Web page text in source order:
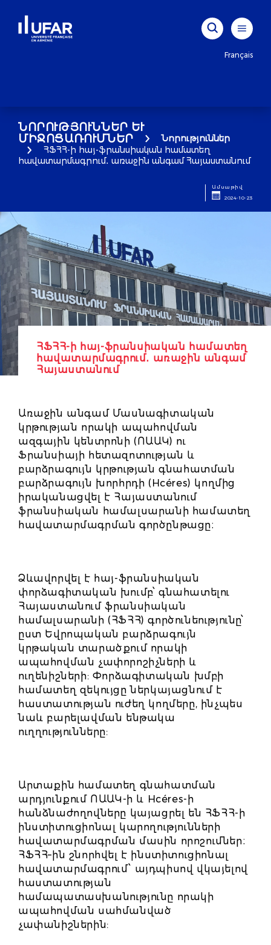
Français
ՆՈՐՈՒԹՅՈՒՆՆԵՐ ԵՒ Մ
ԻՋՈՑԱՌՈՒՄՆԵՐ
Նորություններ
ՀՖՀՀ-ի հայ-ֆրանսիական համատեղ
հավատարմագրում․ առաջին անգամ Հայաստանում
Ամսաթիվ
2024-10-23
ՀՖՀՀ-ի հայ-ֆրանսիական համատեղ
հավատարմագրում․ առաջին անգամ
Հայաստանում
Առաջին անգամ Մասնագիտական
կրթության որակի ապահովման
ազգային կենտրոնի (ՈԱԱԿ) ու
Ֆրանսիայի հետազոտության և
բարձրագույն կրթության գնահատման
բարձրագույն խորհրդի (Hcéres) կողմից
իրականացվել է Հայաստանում
ֆրանսիական համալսարանի համատեղ
հավատարմագրման գործընթացը։
Ձևավորվել է հայ-ֆրանսիական
փորձագիտական խումբ՝ գնահատելու
Հայաստանում ֆրանսիական
համալսարանի (ՀՖՀՀ) գործունեությունը՝
ըստ Եվրոպական բարձրագույն
կրթական տարածքում որակի
ապահովման չափորոշիչների և
ուղենիշների: Փորձագիտական խմբի
համատեղ զեկույցը ներկայացնում է
հաստատության ուժեղ կողմերը, ինչպես
նաև բարելավման ենթակա
ուղղությունները:
Արտաքին համատեղ գնահատման
արդյունքում ՈԱԱԿ-ի և Hcéres-ի
հանձնաժողովները կայացրել են ՀՖՀՀ-ի
ինստիտուցիոնալ կարողությունների
հավատարմագրման մասին որոշումներ։
ՀՖՀՀ–ին շնորհվել է ինստիտուցիոնալ
հավատարմագրում՝ այդպիսով վկայելով
հաստատության
համապատասխանությունը որակի
ապահովման սահմանված
չափանիշներին: